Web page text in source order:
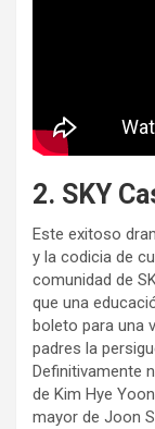
2. SKY
Este exitoso
y la codicia de
comunidad de
que una
boleto para una
padres la
Definitivamente
de Kim Hye
mayor de Joon